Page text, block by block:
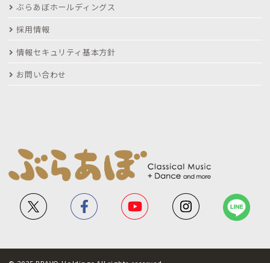
ぶらあぼホールディングス
採用情報
情報セキュリティ基本方針
お問い合わせ